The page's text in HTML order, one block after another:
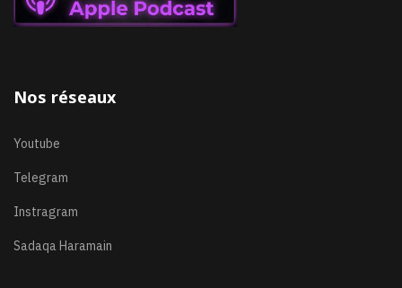
Nos réseaux
Youtube
Telegram
Instragram
Sadaqa Haramain